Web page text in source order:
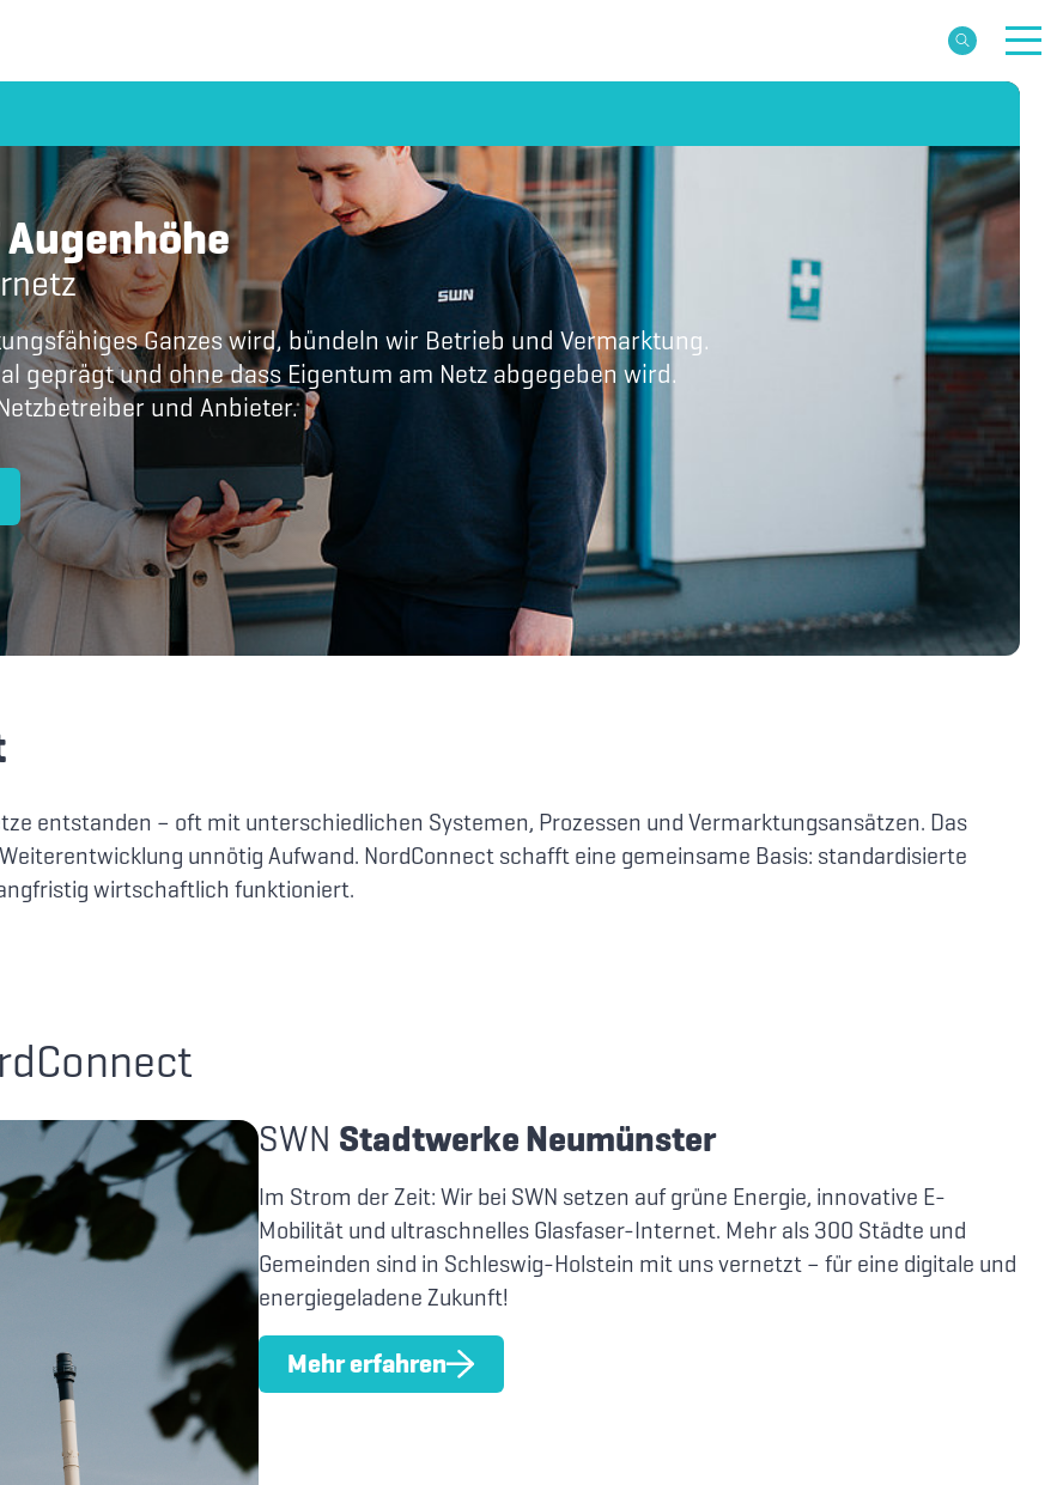
Ganzes wird, bündeln wir Betrieb und Vermarktung.
geprägt und ohne dass Eigentum am Netz abgegeben wird.
und Anbieter.
entstanden – oft mit unterschiedlichen Systemen, Prozessen und Vermarktungsansätzen. Das
unnötig Aufwand. NordConnect schafft eine gemeinsame Basis: standardisierte
wirtschaftlich funktioniert.
SWN Stadtwerke Neumünster
Im Strom der Zeit: Wir bei SWN setzen auf grüne Energie, innovative E-
Mobilität und ultraschnelles Glasfaser-Internet. Mehr als 300 Städte und
Gemeinden sind in Schleswig-Holstein mit uns vernetzt – für eine digitale und
energiegeladene Zukunft!
Mehr erfahren